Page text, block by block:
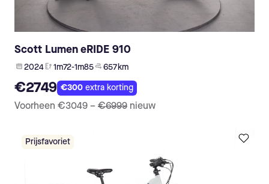
Scott Lumen eRIDE 910
2024 1m72-1m85 657 km
€2749 €300extra korting
Voorheen €3049 – €6999 nieuw
Prijsfavoriet